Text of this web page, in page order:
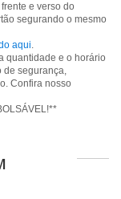
e verso do
segurando o mesmo
aqui.
quantidade e o horário
de segurança,
Confira nosso